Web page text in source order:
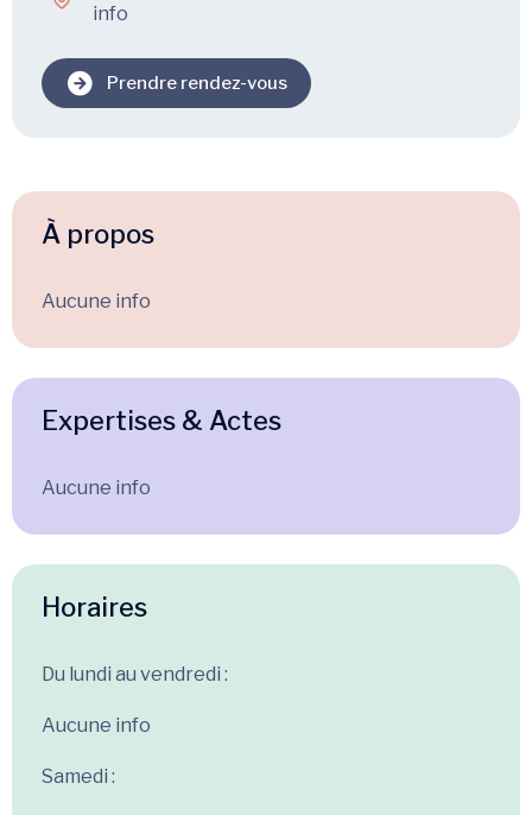
info
Prendre rendez-vous
À propos
Aucune info
Expertises & Actes
Aucune info
Horaires
Du lundi au vendredi :
Aucune info
Samedi :